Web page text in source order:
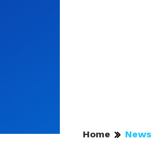
Home News